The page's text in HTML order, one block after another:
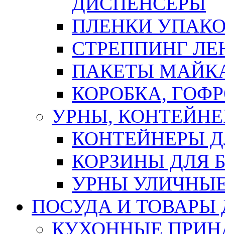
ПЛЕНКИ
СТРЕППИНГ
ПАКЕТЫ
КОРОБКА,
УРНЫ,
КОНТЕЙНЕРЫ
КОРЗИНЫ ДЛЯ
УРНЫ
ПОСУДА И ТОВАРЫ
КУХОННЫЕ